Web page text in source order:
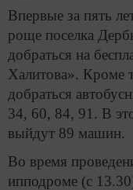
Впервые за пять
роще поселка
добраться на
Халитова». Кроме
добраться
34, 60, 84, 91. В
выйдут 89 машин.
Во время
ипподроме (с